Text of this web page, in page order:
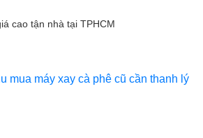
cao tận nhà tại TPHCM